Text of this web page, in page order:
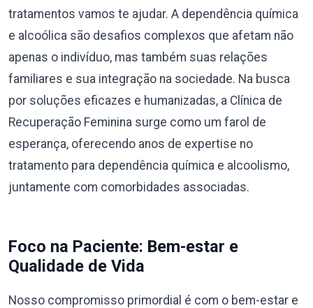
tratamentos vamos te ajudar. A dependência química
e alcoólica são desafios complexos que afetam não
apenas o indivíduo, mas também suas relações
familiares e sua integração na sociedade. Na busca
por soluções eficazes e humanizadas, a Clínica de
Recuperação Feminina surge como um farol de
esperança, oferecendo anos de expertise no
tratamento para dependência química e alcoolismo,
juntamente com comorbidades associadas.
Foco na Paciente: Bem-estar e
Qualidade de Vida
Nosso compromisso primordial é com o bem-estar e